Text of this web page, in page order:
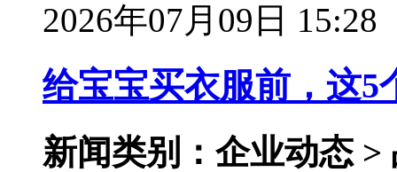
2026年07月09日 15:28
给宝宝买衣服前，这5
新闻类别：企业动态 >